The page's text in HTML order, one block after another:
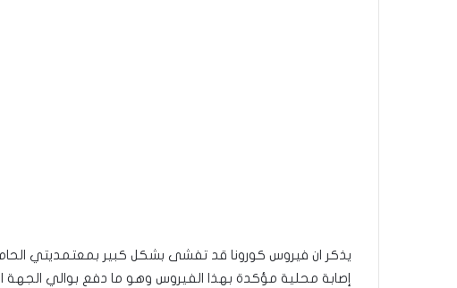
إصابة محلية مؤكدة بهذا الفيروس وهو ما دفع بوالي الجهة